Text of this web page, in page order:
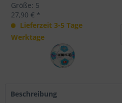
Größe: 5
27,90 € *
Lieferzeit 3-5 Tage
Werktage
Beschreibung